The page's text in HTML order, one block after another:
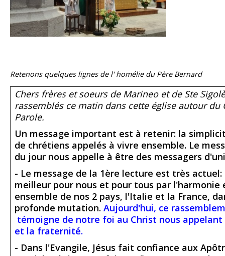
Retenons quelques lignes de l' homélie du Père Bernard
Chers frères et soeurs de Marineo et de Ste
rassemblés ce matin dans cette église autour du
Parole.
Un message important est à retenir: la
de chrétiens appelés à vivre ensemble. Le
du jour nous appelle à être des messagers
- Le message de la 1ère lecture est très actuel:
meilleur pour nous et pour tous par l'harmonie
ensemble de nos 2 pays, l'Italie et la France,
profonde mutation. Aujourd'hui, ce
témoigne de notre foi au Christ nous
et la fraternité.
- Dans l'Evangile, Jésus fait confiance aux